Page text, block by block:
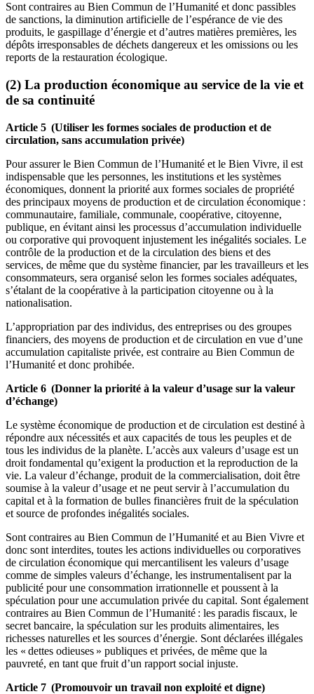
Sont contraires au Bien Commun de l’Humanité et donc passibles
de sanctions, la diminution artificielle de l’espérance de vie des
produits, le gaspillage d’énergie et d’autres matières premières, les
dépôts irresponsables de déchets dangereux et les omissions ou les
reports de la restauration écologique.
(2) La production économique au service de la vie et
de sa continuité
Article 5 (Utiliser les formes sociales de production et de
circulation, sans accumulation privée)
Pour assurer le Bien Commun de l’Humanité et le Bien Vivre, il est
indispensable que les personnes, les institutions et les systèmes
économiques, donnent la priorité aux formes sociales de propriété
des principaux moyens de production et de circulation économique :
communautaire, familiale, communale, coopérative, citoyenne,
publique, en évitant ainsi les processus d’accumulation individuelle
ou corporative qui provoquent injustement les inégalités sociales. Le
contrôle de la production et de la circulation des biens et des
services, de même que du système financier, par les travailleurs et les
consommateurs, sera organisé selon les formes sociales adéquates,
s’étalant de la coopérative à la participation citoyenne ou à la
nationalisation.
L’appropriation par des individus, des entreprises ou des groupes
financiers, des moyens de production et de circulation en vue d’une
accumulation capitaliste privée, est contraire au Bien Commun de
l’Humanité et donc prohibée.
Article 6 (Donner la priorité à la valeur d’usage sur la valeur
d’échange)
Le système économique de production et de circulation est destiné à
répondre aux nécessités et aux capacités de tous les peuples et de
tous les individus de la planète. L’accès aux valeurs d’usage est un
droit fondamental qu’exigent la production et la reproduction de la
vie. La valeur d’échange, produit de la commercialisation, doit être
soumise à la valeur d’usage et ne peut servir à l’accumulation du
capital et à la formation de bulles financières fruit de la spéculation
et source de profondes inégalités sociales.
Sont contraires au Bien Commun de l’Humanité et au Bien Vivre et
donc sont interdites, toutes les actions individuelles ou corporatives
de circulation économique qui mercantilisent les valeurs d’usage
comme de simples valeurs d’échange, les instrumentalisent par la
publicité pour une consommation irrationnelle et poussent à la
spéculation pour une accumulation privée du capital. Sont également
contraires au Bien Commun de l’Humanité : les paradis fiscaux, le
secret bancaire, la spéculation sur les produits alimentaires, les
richesses naturelles et les sources d’énergie. Sont déclarées illégales
les « dettes odieuses » publiques et privées, de même que la
pauvreté, en tant que fruit d’un rapport social injuste.
Article 7 (Promouvoir un travail non exploité et digne)